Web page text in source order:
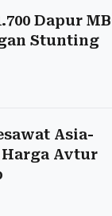
Dapur
Stunting
Asia-
Avtur